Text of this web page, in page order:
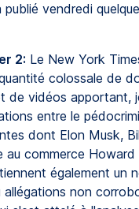
vendredi
2: Le New York
colossale de
de vidéos apportant,
entre le
dont Elon Musk,
au commerce
également un
allégations non